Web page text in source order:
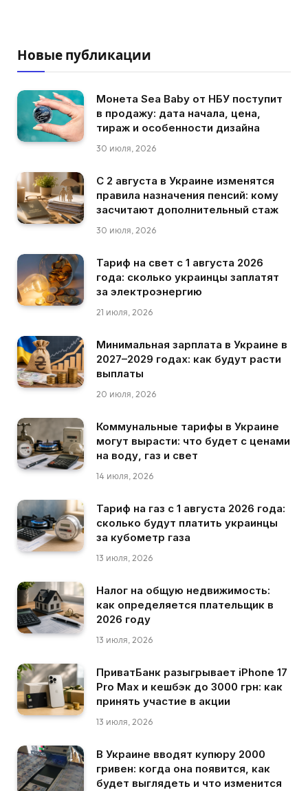
Новые публикации
Монета Sea Baby от НБУ поступит
в продажу: дата начала, цена,
тираж и особенности дизайна
30 июля, 2026
С 2 августа в Украине изменятся
правила назначения пенсий: кому
засчитают дополнительный стаж
30 июля, 2026
Тариф на свет с 1 августа 2026
года: сколько украинцы заплатят
за электроэнергию
21 июля, 2026
Минимальная зарплата в Украине в
2027–2029 годах: как будут расти
выплаты
20 июля, 2026
Коммунальные тарифы в Украине
могут вырасти: что будет с ценами
на воду, газ и свет
14 июля, 2026
Тариф на газ с 1 августа 2026 года:
сколько будут платить украинцы
за кубометр газа
13 июля, 2026
Налог на общую недвижимость:
как определяется плательщик в
2026 году
13 июля, 2026
ПриватБанк разыгрывает iPhone 17
Pro Max и кешбэк до 3000 грн: как
принять участие в акции
13 июля, 2026
В Украине вводят купюру 2000
гривен: когда она появится, как
будет выглядеть и что изменится